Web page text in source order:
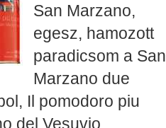
San Marzano,
egesz, hamozott
paradicsom a San
Marzano due
Il pomodoro piu
del Vesuvio